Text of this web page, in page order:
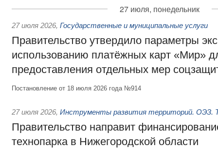
27 июля, понедельник
27 июля 2026, Государственные и муниципальные услуги
Правительство утвердило параметры
использованию платёжных карт «Мир»
предоставления отдельных мер
Постановление от 18 июля 2026 года №914
27 июля 2026, Инструменты развития территорий. ОЭЗ.
Правительство направит
технопарка в Нижегородской области